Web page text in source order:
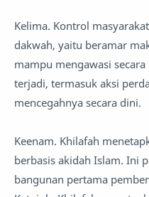
Kelima. Kontrol
dakwah, yaitu beramar
mampu mengawasi
terjadi, termasuk aksi
mencegahnya secara dini.
Keenam. Khilafah
berbasis akidah Islam. Ini
bangunan pertama